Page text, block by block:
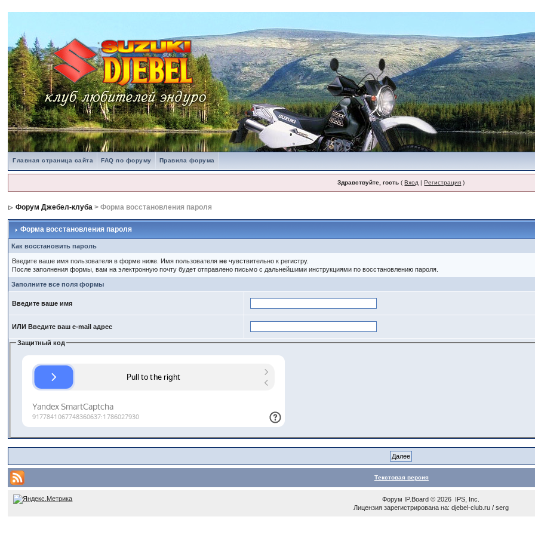
Главная страница сайта FAQ по форуму Правила форума
Здравствуйте, гость (Вход |Регистрация )
Форум Джебел-клуба > Форма восстановления пароля
Форма восстановления пароля
Как восстановить пароль
Введите ваше имя пользователя в форме ниже. Имя пользователяне чувствительно к регистру.
После заполнения формы, вам на электронную почту будет отправлено письмо с дальнейшими инструкциями по восстановлению пароля.
Заполните все поля формы
Введите ваше имя
ИЛИ Введите ваш e-mail адрес
Защитный код
Текстовая версия
Форум IP.Board © 2026 IPS, Inc
Лицензия зарегистрирована на: djebel-club.ru / serg